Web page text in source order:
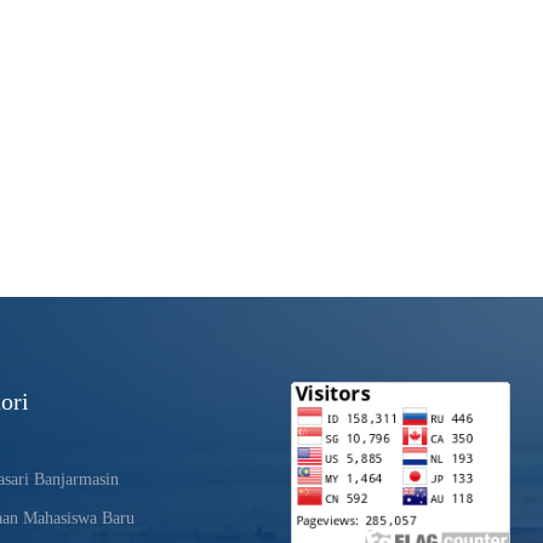
Banjarmasin
Mahasiswa Baru